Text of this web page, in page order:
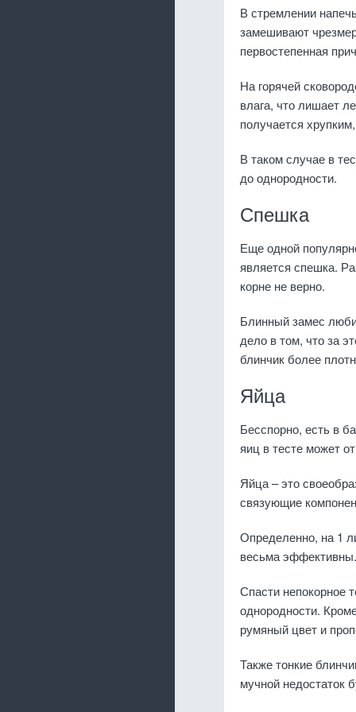
В стремлении
замешивают
первостепенная
На горячей
влага, что лишает
получается
В таком случае в
до однородности.
Спешка
Еще одной
является спешка.
корне не верно.
Блинный замес
дело в том, что за
блинчик более
Яйца
Бесспорно, есть в
яиц в тесте может
Яйца – это
связующие
Определенно, на 1
весьма эффективны.
Спасти непокорное
однородности.
румяный цвет и
Также тонкие
мучной недостаток